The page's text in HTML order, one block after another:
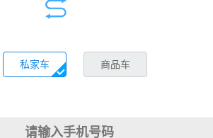
私家车 商品车